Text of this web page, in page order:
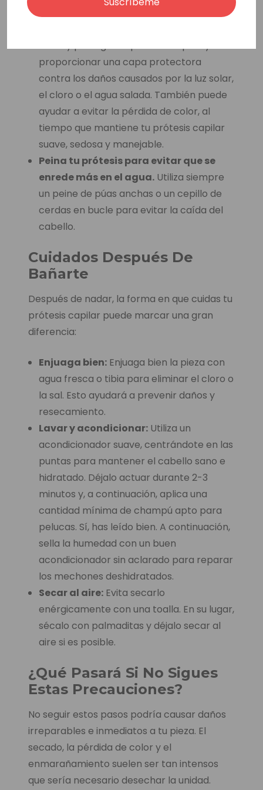
nutrir y proteger tu prótesis capilar y
proporcionar una capa protectora
contra los daños causados por la luz solar,
el cloro o el agua salada. También puede
ayudar a evitar la pérdida de color, al
tiempo que mantiene tu prótesis capilar
suave, sedosa y manejable.
Peina tu prótesis para evitar que se
enrede más en el agua. Utiliza siempre
un peine de púas anchas o un cepillo de
cerdas en bucle para evitar la caída del
cabello.
Cuidados Después De
Bañarte
Después de nadar, la forma en que cuidas tu
prótesis capilar puede marcar una gran
diferencia:
Enjuaga bien: Enjuaga bien la pieza con
agua fresca o tibia para eliminar el cloro o
la sal. Esto ayudará a prevenir daños y
resecamiento.
Lavar y acondicionar: Utiliza un
acondicionador suave, centrándote en las
puntas para mantener el cabello sano e
hidratado. Déjalo actuar durante 2-3
minutos y, a continuación, aplica una
cantidad mínima de champú apto para
pelucas. Sí, has leído bien. A continuación,
sella la humedad con un buen
acondicionador sin aclarado para reparar
los mechones deshidratados.
Secar al aire: Evita secarlo
enérgicamente con una toalla. En su lugar,
sécalo con palmaditas y déjalo secar al
aire si es posible.
¿Qué Pasará Si No Sigues
Estas Precauciones?
No seguir estos pasos podría causar daños
irreparables e inmediatos a tu pieza. El
secado, la pérdida de color y el
enmarañamiento suelen ser tan intensos
que sería necesario desechar la unidad.